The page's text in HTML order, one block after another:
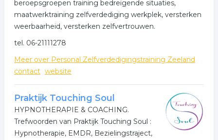
- ADHD
- Piekeren etc.
Voor meer informatie over de mogelijkheden verwijs ik
je graag door naar de website van Bliss 4 Kids &
mama's. Je kunt ook contact opnemen via de
contactgegevens.
beroepsgroepen training bedreigende situaties,
maatwerktraining zelfverdediging werkplek, versterken
weerbaarheid, versterken zelfvertrouwen.
tel. 06-21111278
Meer over Personal Zelfverdedigingstraining Zeeland
contact website
Praktijk Touching Soul
HYPNOTHERAPIE & COACHING.
Trefwoorden van Praktijk Touching Soul :
Hypnotherapie, EMDR, Bezielingstraject,